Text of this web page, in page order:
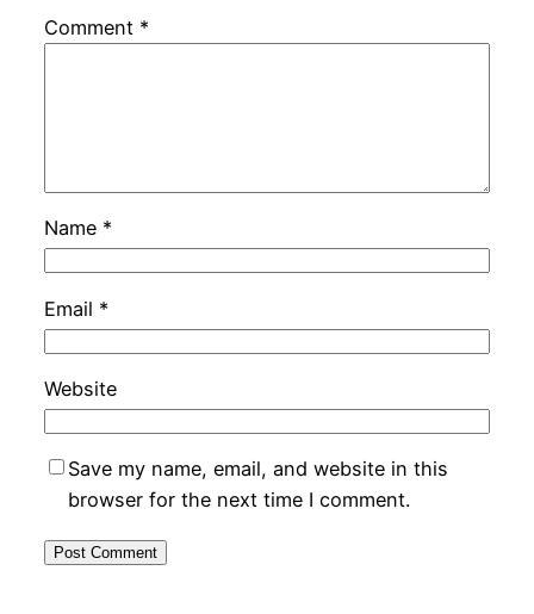
Comment *
Name *
Email *
Website
Save my name, email, and website in this
browser for the next time I comment.